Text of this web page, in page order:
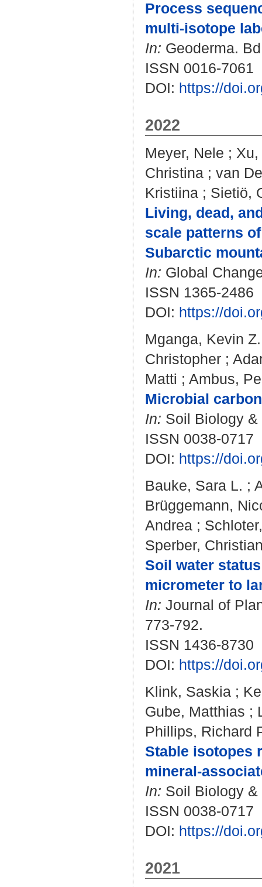
Process
multi-isotope
In: Geoderma.
ISSN 0016-7061
DOI: https://
2022
Meyer, Nele ; Xu,
Christina ; van
Kristiina ; Sietiö,
Living, dead,
scale patterns
Subarctic
In: Global
ISSN 1365-2486
DOI: https://
Mganga, Kevin Z.
Christopher ;
Matti ; Ambus,
Microbial
In: Soil Biology &
ISSN 0038-0717
DOI: https://
Bauke, Sara L. ;
Brüggemann,
Andrea ;
Sperber,
Soil water
micrometer to
In: Journal of
773-792.
ISSN 1436-8730
DOI: https://
Klink, Saskia ;
Gube, Matthias ;
Phillips, Richard
Stable isotopes
mineral-
In: Soil Biology &
ISSN 0038-0717
DOI: https://
2021